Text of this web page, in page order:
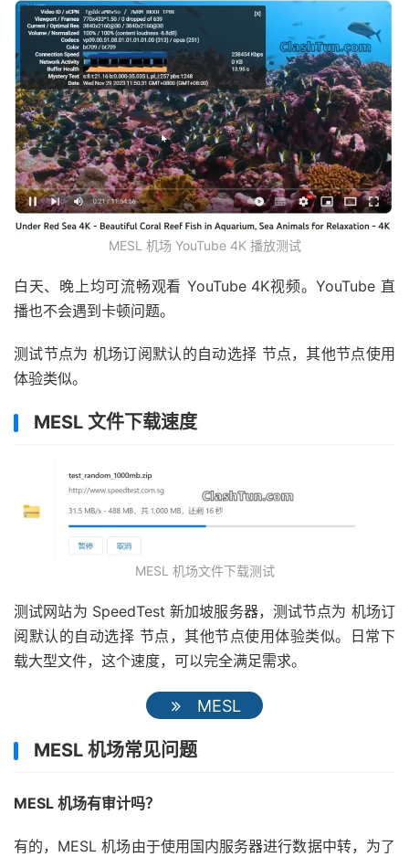
MESL 机场 YouTube 4K 播放测试
白天、晚上均可流畅观看 YouTube 4K视频。YouTube 直
播也不会遇到卡顿问题。
测试节点为 机场订阅默认的自动选择 节点，其他节点使用
体验类似。
MESL 文件下载速度
MESL 机场文件下载测试
测试网站为 SpeedTest 新加坡服务器，测试节点为 机场订
阅默认的自动选择 节点，其他节点使用体验类似。日常下
载大型文件，这个速度，可以完全满足需求。
MESL
MESL 机场常见问题
MESL 机场有审计吗？
有的，MESL 机场由于使用国内服务器进行数据中转，为了